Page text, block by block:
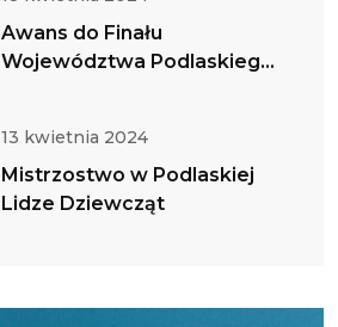
Awans do Finału
Województwa Podlaskiego
13 kwietnia 2024
Mistrzostwo w Podlaskiej
Lidze Dziewcząt